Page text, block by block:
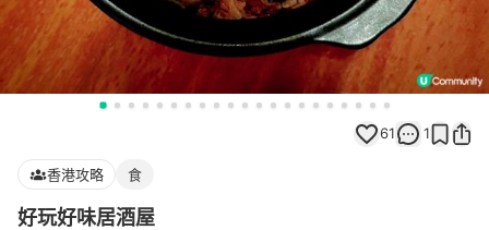
61 1
香港攻略 食
好玩好味居酒屋